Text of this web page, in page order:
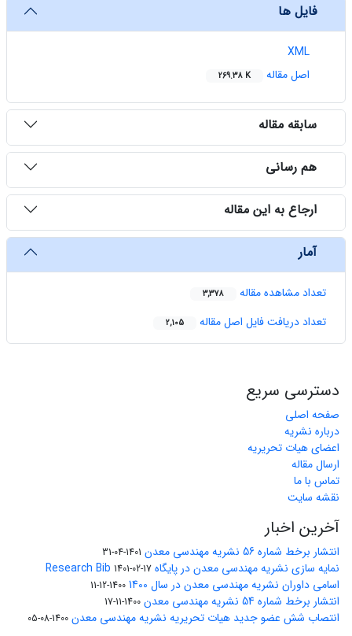
فایل ها
XML
اصل مقاله
269.38 K
سابقه مقاله
هم رسانی
ارجاع به این مقاله
آمار
تعداد مشاهده مقاله 3,378
تعداد دریافت فایل اصل مقاله 2,105
دسترسی سریع
صفحه اصلی
درباره نشریه
اعضای هیات تحریریه
ارسال مقاله
تماس با ما
نقشه سایت
آخرین اخبار
انتشار برخط شماره 56 نشریه مهندسی معدن 1401-04-31
نمایه سازی نشریه مهندسی معدن در پایگاه Research Bib 1401-02-17
اسامی داوران نشریه مهندسی معدن در سال 1400 1400-12-11
انتشار برخط شماره 54 نشریه مهندسی معدن 1400-11-17
انتصاب شش عضو جدید هیات تحریریه نشریه مهندسی معدن 1400-08-05